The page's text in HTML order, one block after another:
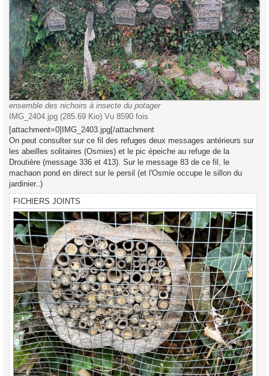
ensemble des nichoirs à insecte du potager
IMG_2404.jpg (285.69 Kio) Vu 8590 fois
[attachment=0]IMG_2403.jpg[/attachment
On peut consulter sur ce fil des refuges deux messages antérieurs sur
les abeilles solitaires (Osmies) et le pic épeiche au refuge de la
Droutière (message 336 et 413). Sur le message 83 de ce fil, le
machaon pond en direct sur le persil (et l'Osmie occupe le sillon du
jardinier..)
FICHIERS JOINTS